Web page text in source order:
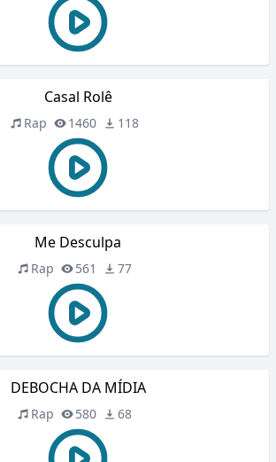
Casal Rolê
Rap 1460 118
Me Desculpa
Rap 561 77
DEBOCHA DA MÍDIA
Rap 580 68